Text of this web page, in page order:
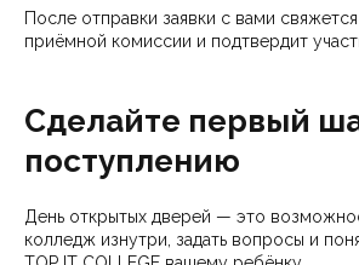
После отправки заявки с вами
приёмной комиссии и подтвердит
Сделайте первый
поступлению
День открытых дверей — это
колледж изнутри, задать вопросы и